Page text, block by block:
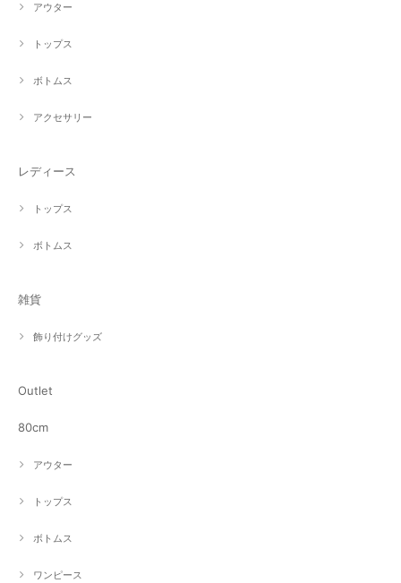
アウター
トップス
ボトムス
アクセサリー
レディース
トップス
ボトムス
雑貨
飾り付けグッズ
Outlet
80cm
アウター
トップス
ボトムス
ワンピース